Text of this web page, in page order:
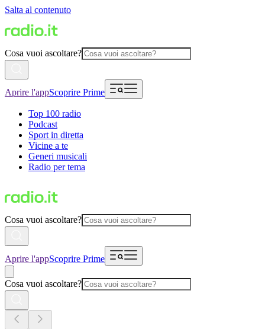
Salta al contenuto
Cosa vuoi ascoltare?
Aprire l'appScoprire Prime
Top 100 radio
Podcast
Sport in diretta
Vicine a te
Generi musicali
Radio per tema
Cosa vuoi ascoltare?
Aprire l'appScoprire Prime
Cosa vuoi ascoltare?